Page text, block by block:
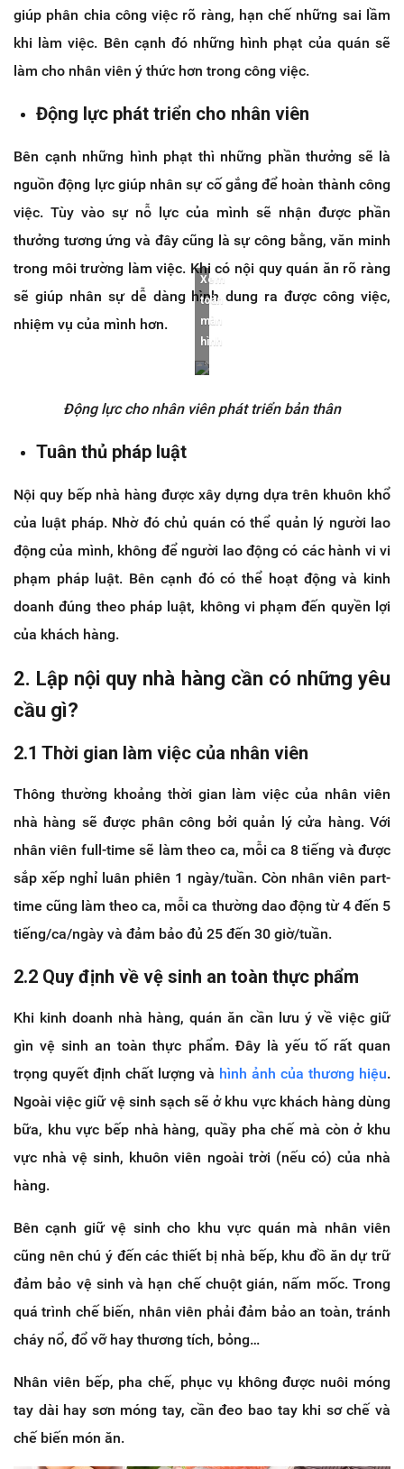
giúp phân chia công việc rõ ràng, hạn chế những sai lầm
khi làm việc. Bên cạnh đó những hình phạt của quán sẽ
làm cho nhân viên ý thức hơn trong công việc.
Động lực phát triển cho nhân viên
Bên cạnh những hình phạt thì những phần thưởng sẽ là
nguồn động lực giúp nhân sự cố gắng để hoàn thành công
việc. Tùy vào sự nỗ lực của mình sẽ nhận được phần
thưởng tương ứng và đây cũng là sự công bằng, văn minh
trong môi trường làm việc. Khi có nội quy quán ăn rõ ràng
sẽ giúp nhân sự dễ dàng hình dung ra được công việc,
nhiệm vụ của mình hơn.
Xem
toàn
màn
hình
Động lực cho nhân viên phát triển bản thân
Tuân thủ pháp luật
Nội quy bếp nhà hàng được xây dựng dựa trên khuôn khổ
của luật pháp. Nhờ đó chủ quán có thể quản lý người lao
động của mình, không để người lao động có các hành vi vi
phạm pháp luật. Bên cạnh đó có thể hoạt động và kinh
doanh đúng theo pháp luật, không vi phạm đến quyền lợi
của khách hàng.
2. Lập nội quy nhà hàng cần có những yêu
cầu gì?
2.1 Thời gian làm việc của nhân viên
Thông thường khoảng thời gian làm việc của nhân viên
nhà hàng sẽ được phân công bởi quản lý cửa hàng. Với
nhân viên full-time sẽ làm theo ca, mỗi ca 8 tiếng và được
sắp xếp nghỉ luân phiên 1 ngày/tuần. Còn nhân viên part-
time cũng làm theo ca, mỗi ca thường dao động từ 4 đến 5
tiếng/ca/ngày và đảm bảo đủ 25 đến 30 giờ/tuần.
2.2 Quy định về vệ sinh an toàn thực phẩm
Khi kinh doanh nhà hàng, quán ăn cần lưu ý về việc giữ
gìn vệ sinh an toàn thực phẩm. Đây là yếu tố rất quan
trọng quyết định chất lượng và hình ảnh của thương hiệu.
Ngoài việc giữ vệ sinh sạch sẽ ở khu vực khách hàng dùng
bữa, khu vực bếp nhà hàng, quầy pha chế mà còn ở khu
vực nhà vệ sinh, khuôn viên ngoài trời (nếu có) của nhà
hàng.
Bên cạnh giữ vệ sinh cho khu vực quán mà nhân viên
cũng nên chú ý đến các thiết bị nhà bếp, khu đồ ăn dự trữ
đảm bảo vệ sinh và hạn chế chuột gián, nấm mốc. Trong
quá trình chế biến, nhân viên phải đảm bảo an toàn, tránh
cháy nổ, đổ vỡ hay thương tích, bỏng…
Nhân viên bếp, pha chế, phục vụ không được nuôi móng
tay dài hay sơn móng tay, cần đeo bao tay khi sơ chế và
chế biến món ăn.